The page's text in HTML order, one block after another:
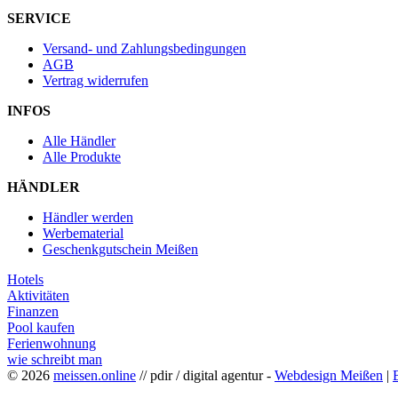
SERVICE
Versand- und Zahlungsbedingungen
AGB
Vertrag widerrufen
INFOS
Alle Händler
Alle Produkte
HÄNDLER
Händler werden
Werbematerial
Geschenkgutschein Meißen
Hotels
Aktivitäten
Finanzen
Pool kaufen
Ferienwohnung
wie schreibt man
© 2026 meissen.online // pdir / digital agentur - Webdesign Meißen |